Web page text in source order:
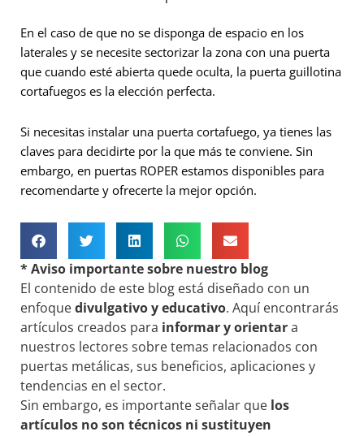
En el caso de que no se disponga de espacio en los
laterales y se necesite sectorizar la zona con una puerta
que cuando esté abierta quede oculta, la puerta guillotina
cortafuegos es la elección perfecta.
Si necesitas instalar una puerta cortafuego, ya tienes las
claves para decidirte por la que más te conviene. Sin
embargo, en puertas ROPER estamos disponibles para
recomendarte y ofrecerte la mejor opción.
* Aviso importante sobre nuestro blog
El contenido de este blog está diseñado con un
enfoquedivulgativo y educativo. Aquí encontrarás
artículos creados para informar y orientara
nuestros lectores sobre temas relacionados con
puertas metálicas, sus beneficios, aplicaciones y
tendencias en el sector.
Sin embargo, es importante señalar que los
artículos no son técnicos ni sustituyen